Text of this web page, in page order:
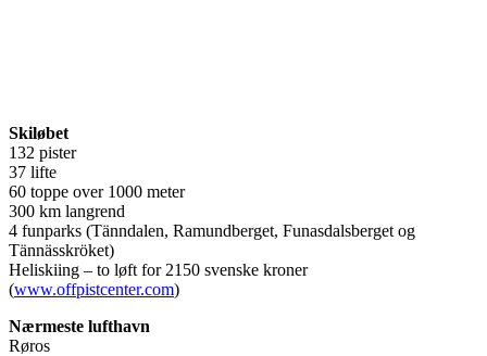
Skiløbet
132 pister
37 lifte
60 toppe over 1000 meter
300 km langrend
4 funparks (Tänndalen, Ramundberget, Funasdalsberget og
Tännässkröket)
Heliskiing – to løft for 2150 svenske kroner
(www.offpistcenter.com)
Nærmeste lufthavn
Røros